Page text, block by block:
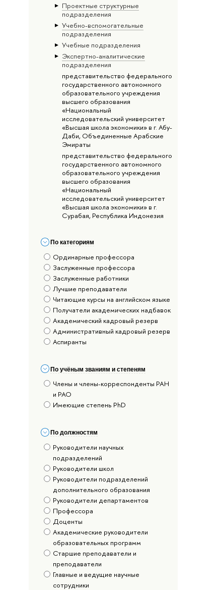
Проектные структурные
подразделения
Учебно-вспомогательные
подразделения
Учебные подразделения
Экспертно-аналитические
подразделения
представительство федерального
государственного автономного
образовательного учреждения
высшего образования
«Национальный
исследовательский университет
«Высшая школа экономики» в г. Абу-
Даби, Объединенные Арабские
Эмираты
представительство федерального
государственного автономного
образовательного учреждения
высшего образования
«Национальный
исследовательский университет
«Высшая школа экономики» в г.
Сурабая, Республика Индонезия
По категориям
Ординарные профессора
Заслуженные профессора
Заслуженные работники
Лучшие преподаватели
Читающие курсы на английском языке
Получатели академических надбавок
Академический кадровый резерв
Административный кадровый резерв
Аспиранты
По учёным званиям и степеням
Члены и члены-корреспонденты РАН
и РАО
Имеющие степень PhD
По должностям
Руководители научных
подразделений
Руководители школ
Руководители подразделений
дополнительного образования
Руководители департаментов
Профессора
Доценты
Академические руководители
образовательных программ
Старшие преподаватели и
преподаватели
Главные и ведущие научные
сотрудники